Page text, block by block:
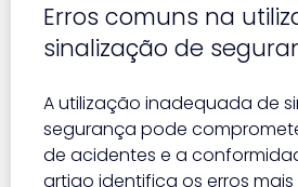
Erros comuns na
sinalização de
A utilização inadequada de
segurança pode
de acidentes e a
artigo identifica os erros